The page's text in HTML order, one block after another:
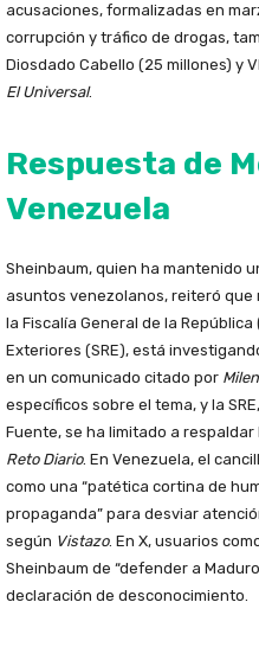
acusaciones, formalizadas en
corrupción y tráfico de drogas,
Diosdado Cabello (25 millones) y
El Universal.
Respuesta de
Venezuela
Sheinbaum, quien ha mantenido
asuntos venezolanos, reiteró que
la Fiscalía General de la
Exteriores (SRE), está
en un comunicado citado por
específicos sobre el tema, y la
Fuente, se ha limitado a
Reto Diario. En Venezuela, el
como una “patética cortina de
propaganda” para desviar
según Vistazo. En X, usuarios
Sheinbaum de “defender a
declaración de desconocimiento.